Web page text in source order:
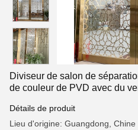
Diviseur de salon de
de couleur de PVD avec du
Détails de produit
Lieu d'origine: Guangdong, Chine